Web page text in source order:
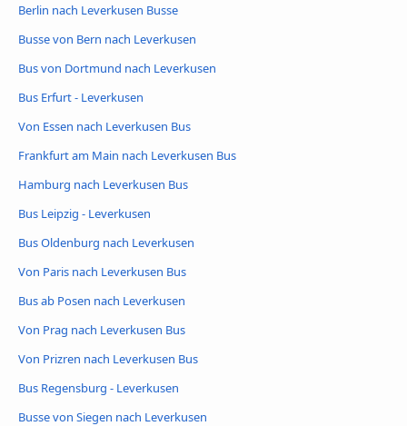
Berlin nach Leverkusen Busse
Busse von Bern nach Leverkusen
Bus von Dortmund nach Leverkusen
Bus Erfurt - Leverkusen
Von Essen nach Leverkusen Bus
Frankfurt am Main nach Leverkusen Bus
Hamburg nach Leverkusen Bus
Bus Leipzig - Leverkusen
Bus Oldenburg nach Leverkusen
Von Paris nach Leverkusen Bus
Bus ab Posen nach Leverkusen
Von Prag nach Leverkusen Bus
Von Prizren nach Leverkusen Bus
Bus Regensburg - Leverkusen
Busse von Siegen nach Leverkusen